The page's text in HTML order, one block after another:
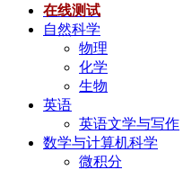
在线测试
自然科学
物理
化学
生物
英语
英语文学与写作
数学与计算机科学
微积分